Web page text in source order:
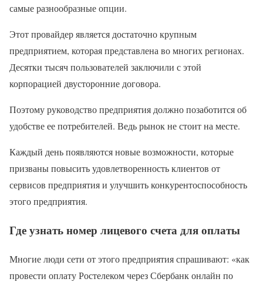
самые разнообразные опции.
Этот провайдер является достаточно крупным
предприятием, которая представлена во многих регионах.
Десятки тысяч пользователей заключили с этой
корпорацией двусторонние договора.
Поэтому руководство предприятия должно позаботится об
удобстве ее потребителей. Ведь рынок не стоит на месте.
Каждый день появляются новые возможности, которые
призваны повысить удовлетворенность клиентов от
сервисов предприятия и улучшить конкурентоспособность
этого предприятия.
Где узнать номер лицевого счета для оплаты
Многие люди сети от этого предприятия спрашивают: «как
провести оплату Ростелеком через Сбербанк онлайн по